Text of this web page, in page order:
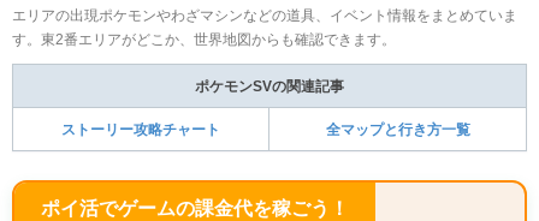
エリアの出現ポケモンやわざマシンなどの道具、イベント情報をまとめていま
す。東2番エリアがどこか、世界地図からも確認できます。
ポケモンSVの関連記事
ストーリー攻略チャート 全マップと行き方一覧
ポイ活でゲームの課金代を稼ごう！